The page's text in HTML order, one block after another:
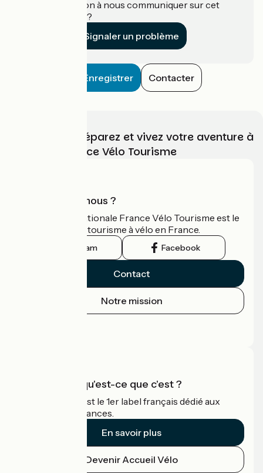
Une information à nous communiquer sur cet
établissement ?
Signaler un problème
Enregistrer Contacter
Choisissez, préparez et vivez votre aventure à
vélo avec France Vélo Tourisme
Qui sommes-nous ?
L'association nationale France Vélo Tourisme est le
guide officiel du tourisme à vélo en France.
Instagram Facebook
Contact
Notre mission
Accueil Vélo qu'est-ce que c'est ?
Accueil Vélo c'est le 1er label français dédié aux
cyclistes en vacances.
En savoir plus
Devenir Accueil Vélo